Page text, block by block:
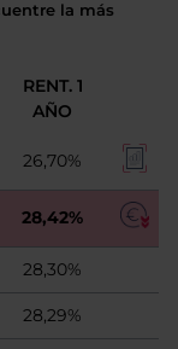
la más
RENT. 1
AÑO
26,70%
28,42%
28,30%
28,29%